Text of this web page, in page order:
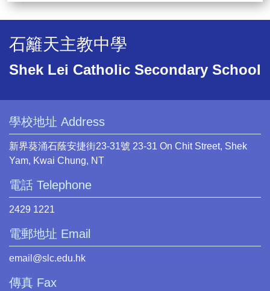
石籬天主教中學
Shek Lei Catholic Secondary School
學校地址 Address
新界葵涌石蔭安捷街23-31號 23-31 On Chit Street, Shek
Yam, Kwai Chung, NT
電話 Telephone
2429 1221
電郵地址 Email
email@slc.edu.hk
傳真 Fax